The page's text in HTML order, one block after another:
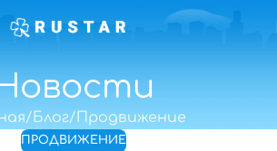
Блог Продвижение
ПРОДВИЖЕНИЕ